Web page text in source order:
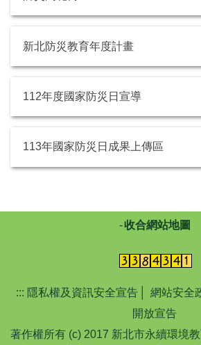
新北防災教育年度計畫
112年度國家防災日宣導
113年國家防災日成果上傳區
收合網站地圖
::: 隱私權及資訊安全宣告 網站安全
開放宣告
著作權所有 (c) 2017 新北市永續環境